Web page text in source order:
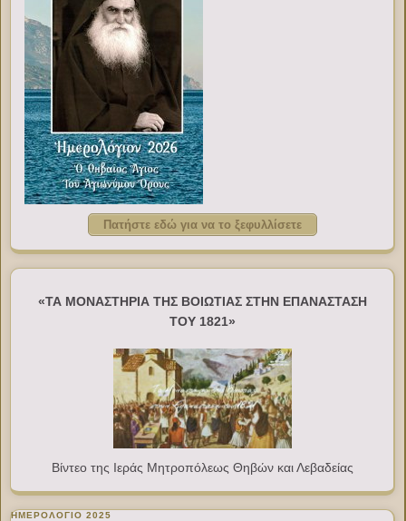
Πατήστε εδώ για να το ξεφυλλίσετε
«ΤΑ ΜΟΝΑΣΤΗΡΙΑ ΤΗΣ ΒΟΙΩΤΙΑΣ ΣΤΗΝ ΕΠΑΝΑΣΤΑΣΗ
ΤΟΥ 1821»
Βίντεο της Ιεράς Μητροπόλεως Θηβών και Λεβαδείας
ΗΜΕΡΟΛΟΓΙΟ 2025